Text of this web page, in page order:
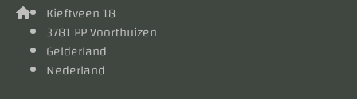
Kieftveen 18
3781 PP Voorthuizen
Gelderland
Nederland